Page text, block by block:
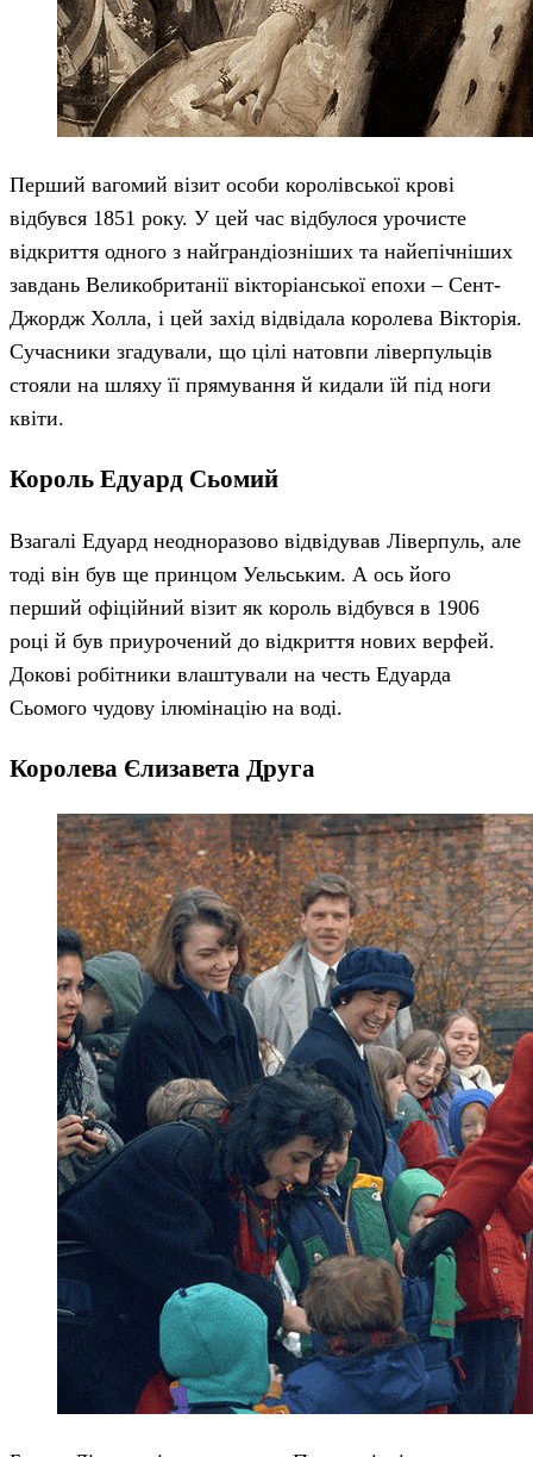
Перший вагомий візит особи королівської крові
відбувся 1851 року. У цей час відбулося урочисте
відкриття одного з найграндіозніших та найепічніших
завдань Великобританії вікторіанської епохи – Сент-
Джордж Холла, і цей захід відвідала королева Вікторія.
Сучасники згадували, що цілі натовпи ліверпульців
стояли на шляху її прямування й кидали їй під ноги
квіти.
Король Едуард Сьомий
Взагалі Едуард неодноразово відвідував Ліверпуль, але
тоді він був ще принцом Уельським. А ось його
перший офіційний візит як король відбувся в 1906
році й був приурочений до відкриття нових верфей.
Докові робітники влаштували на честь Едуарда
Сьомого чудову ілюмінацію на воді.
Королева Єлизавета Друга